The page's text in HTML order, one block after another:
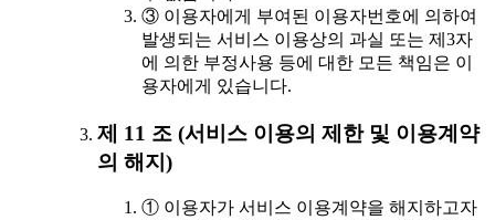
③ 이용자에게 부여된 이용자번호에 의하여
발생되는 서비스 이용상의 과실 또는 제3자
에 의한 부정사용 등에 대한 모든 책임은 이
용자에게 있습니다.
제 11 조 (서비스 이용의 제한 및 이용계약
의 해지)
① 이용자가 서비스 이용계약을 해지하고자